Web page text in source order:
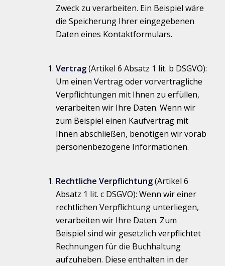
Zweck zu verarbeiten. Ein Beispiel wäre
die Speicherung Ihrer eingegebenen
Daten eines Kontaktformulars.
Vertrag(Artikel 6 Absatz 1 lit. b DSGVO):
Um einen Vertrag oder vorvertragliche
Verpflichtungen mit Ihnen zu erfüllen,
verarbeiten wir Ihre Daten. Wenn wir
zum Beispiel einen Kaufvertrag mit
Ihnen abschließen, benötigen wir vorab
personenbezogene Informationen.
Rechtliche Verpflichtung(Artikel 6
Absatz 1 lit. c DSGVO): Wenn wir einer
rechtlichen Verpflichtung unterliegen,
verarbeiten wir Ihre Daten. Zum
Beispiel sind wir gesetzlich verpflichtet
Rechnungen für die Buchhaltung
aufzuheben. Diese enthalten in der